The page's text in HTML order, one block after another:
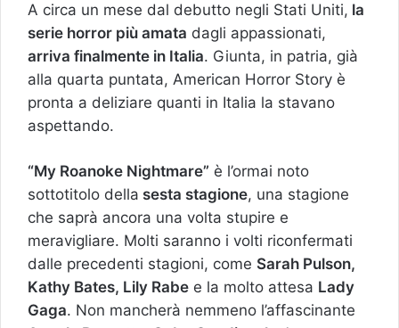
A circa un mese dal debutto negli Stati Uniti, la
serie horror più amata dagli appassionati,
arriva finalmente in Italia. Giunta, in patria, già
alla quarta puntata, American Horror Story è
pronta a deliziare quanti in Italia la stavano
aspettando.
“My Roanoke Nightmare” è l’ormai noto
sottotitolo della sesta stagione, una stagione
che saprà ancora una volta stupire e
meravigliare. Molti saranno i volti riconfermati
dalle precedenti stagioni, come Sarah Pulson,
Kathy Bates, Lily Rabe e la molto attesa Lady
Gaga. Non mancherà nemmeno l’affascinante